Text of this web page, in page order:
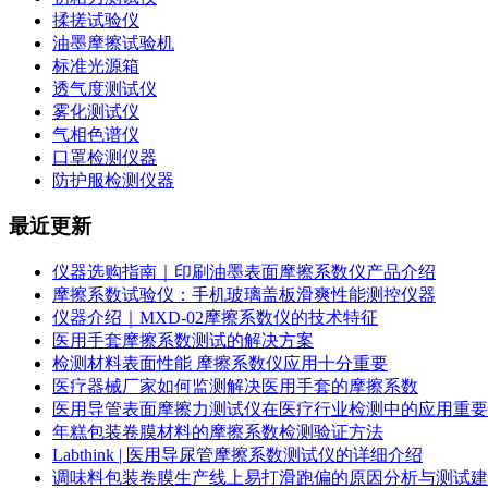
揉搓试验仪
油墨摩擦试验机
标准光源箱
透气度测试仪
雾化测试仪
气相色谱仪
口罩检测仪器
防护服检测仪器
最近更新
仪器选购指南｜印刷油墨表面摩擦系数仪产品介绍
摩擦系数试验仪：手机玻璃盖板滑爽性能测控仪器
仪器介绍｜MXD-02摩擦系数仪的技术特征
医用手套摩擦系数测试的解决方案
检测材料表面性能 摩擦系数仪应用十分重要
医疗器械厂家如何监测解决医用手套的摩擦系数
医用导管表面摩擦力测试仪在医疗行业检测中的应用重
年糕包装卷膜材料的摩擦系数检测验证方法
Labthink | 医用导尿管摩擦系数测试仪的详细介绍
调味料包装卷膜生产线上易打滑跑偏的原因分析与测试